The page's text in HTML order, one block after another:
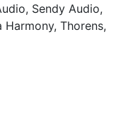
, Sendy Audio,
Harmony, Thorens,